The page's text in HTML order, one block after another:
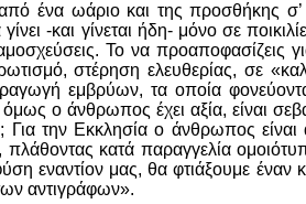
ένα ωάριο και της προσθήκης
-και γίνεται ήδη- μόνο σε
Το να
στέρηση ελευθερίας, σε
εμβρύων, τα οποία
ο άνθρωπος έχει αξία, είναι
Για την Εκκλησία ο άνθρωπος
πλάθοντας κατά παραγγελία
εναντίον μας, θα φτιάξουμε
αντιγράφων».